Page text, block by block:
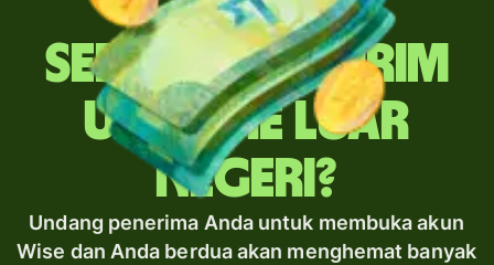
Sering mengirim
uang ke luar
negeri?
Undang penerima Anda untuk membuka akun
Wise dan Anda berdua akan menghemat banyak